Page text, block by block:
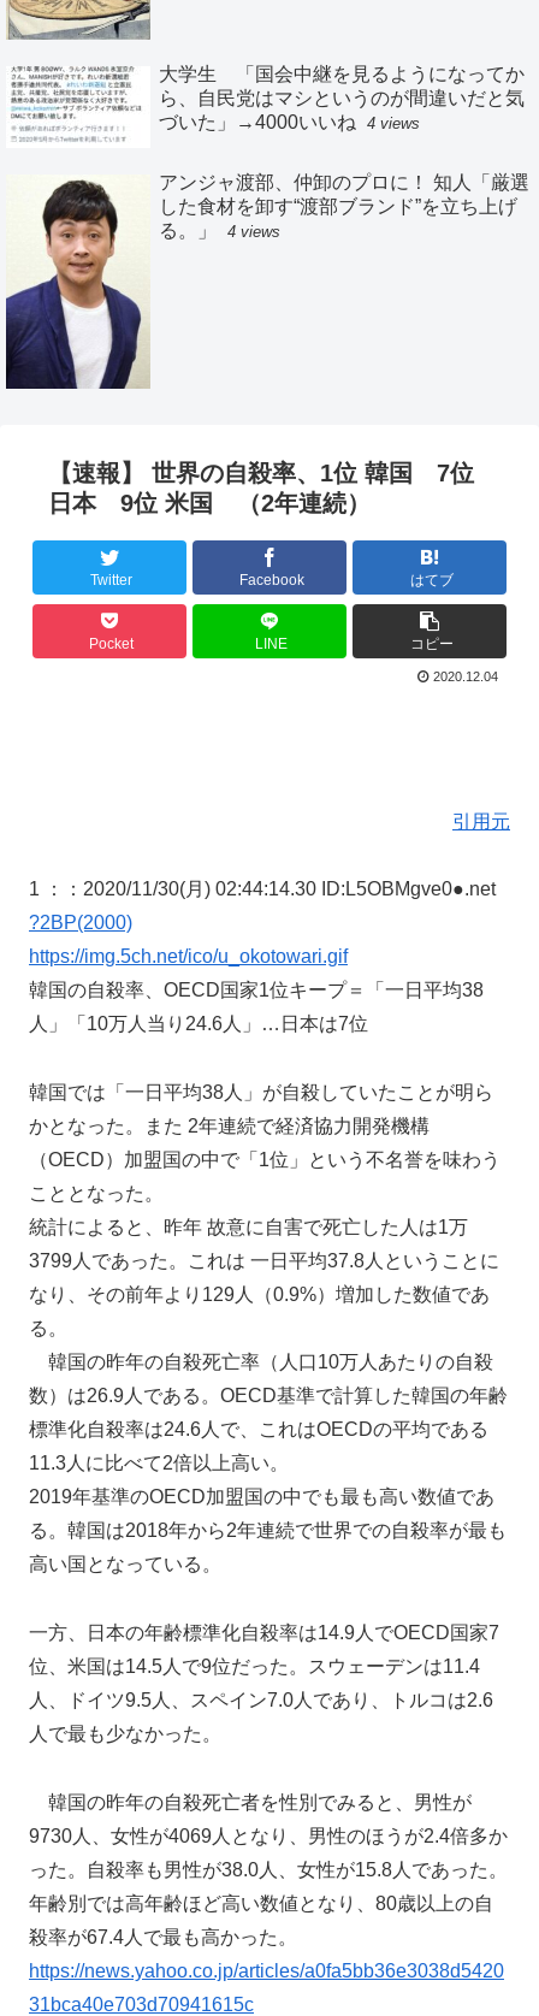
大学生 「国会中継を見るようになってか
ら、自民党はマシというのが間違いだと気
づいた」→4000いいね
4 views
アンジャ渡部、仲卸のプロに！ 知人「厳選
した食材を卸す“渡部ブランド”を立ち上げ
る。」
4 views
【速報】 世界の自殺率、1位 韓国 7位
日本 9位 米国 （2年連続）
Twitter Facebook はてブ
Pocket LINE コピー
2020.12.04
引用元
1 ：
：2020/11/30(月) 02:44:14.30 ID:L5OBMgve0●.net
?2BP(2000)
https://img.5ch.net/ico/u_okotowari.gif
韓国の自殺率、OECD国家1位キープ＝「一日平均38
人」「10万人当り24.6人」…日本は7位
韓国では「一日平均38人」が自殺していたことが明ら
かとなった。また 2年連続で経済協力開発機構
（OECD）加盟国の中で「1位」という不名誉を味わう
こととなった。
統計によると、昨年 故意に自害で死亡した人は1万
3799人であった。これは 一日平均37.8人ということに
なり、その前年より129人（0.9%）増加した数値であ
る。
韓国の昨年の自殺死亡率（人口10万人あたりの自殺
数）は26.9人である。OECD基準で計算した韓国の年齢
標準化自殺率は24.6人で、これはOECDの平均である
11.3人に比べて2倍以上高い。
2019年基準のOECD加盟国の中でも最も高い数値であ
る。韓国は2018年から2年連続で世界での自殺率が最も
高い国となっている。
一方、日本の年齢標準化自殺率は14.9人でOECD国家7
位、米国は14.5人で9位だった。スウェーデンは11.4
人、ドイツ9.5人、スペイン7.0人であり、トルコは2.6
人で最も少なかった。
韓国の昨年の自殺死亡者を性別でみると、男性が
9730人、女性が4069人となり、男性のほうが2.4倍多か
った。自殺率も男性が38.0人、女性が15.8人であった。
年齢別では高年齢ほど高い数値となり、80歳以上の自
殺率が67.4人で最も高かった。
https://news.yahoo.co.jp/articles/a0fa5bb36e3038d5420
31bca40e703d70941615c